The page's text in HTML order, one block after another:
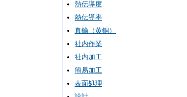
熱伝導度
熱伝導率
真鍮（黄銅）
社内作業
社内加工
簡易加工
表面処理